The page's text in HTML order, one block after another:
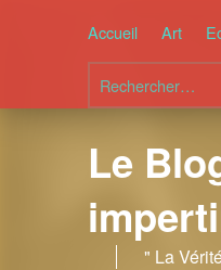
Rechercher :
Accueil Art
Le
" La